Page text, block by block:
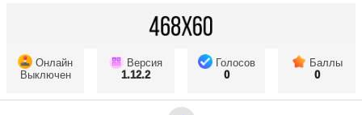
Онлайн
Выключен
Версия
1.12.2
Голосов
0
Баллы
0